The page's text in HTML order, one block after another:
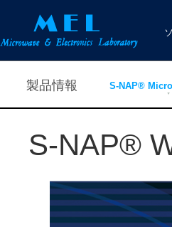
製品情報 S-NAP®
S-NAP®